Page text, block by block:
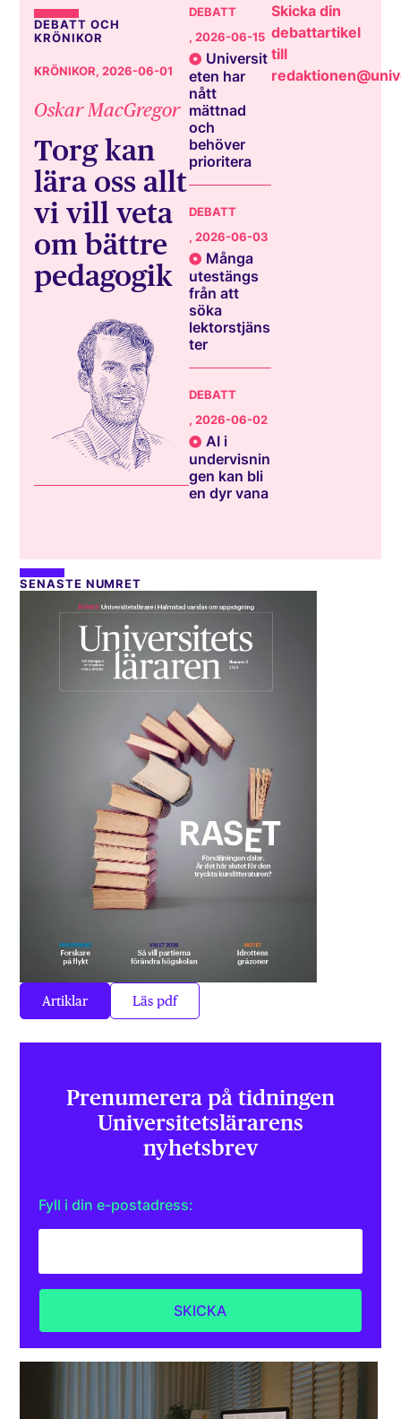
DEBATT OCH
KRÖNIKOR
KRÖNIKOR, 2026-06-01
Oskar MacGregor
Torg kan
lära oss allt
vi vill veta
om bättre
pedagogik
DEBATT
, 2026-06-15
Universit
eten har
nått
mättnad
och
behöver
prioritera
DEBATT
, 2026-06-03
Många
utestängs
från att
söka
lektorstjäns
ter
DEBATT
, 2026-06-02
AI i
undervisnin
gen kan bli
en dyr vana
Skicka din
debattartikel
till
SENASTE NUMRET
Artiklar Läs pdf
Prenumerera på tidningen
Universitets­lärarens
nyhetsbrev
Fyll i din e-postadress: